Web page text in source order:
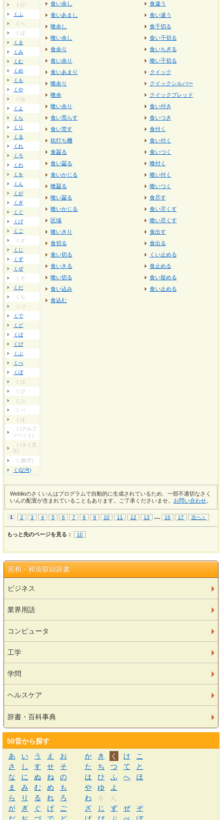
くひ
くふ
くへ
くほ
くま
くみ
くむ
くめ
くも
くや
くゆ
くよ
くら
くり
くる
くれ
くろ
くわ
くを
くん
くが
くぎ
くぐ
くげ
くご
くざ
くじ
くず
くぜ
くぞ
くだ
くぢ
くづ
くで
くど
くば
くび
くぶ
くべ
くぼ
くぱ
くぴ
くぷ
くぺ
くぽ
く(アルフ
ァベット)
く(タイ文
字)
く(数字)
く(記号)
食い余し
食いあまし
喰余し
喰い余し
食余り
食い余り
食いあまり
喰余り
喰余
喰い余り
食い荒らす
食い荒す
杭打ち機
食齧る
食い齧る
食いかじる
喰齧る
喰い齧る
喰いかじる
区域
喰いきり
食切る
食い切る
食いきる
喰い切る
食い込み
食込む
食違う
食い違う
食千切る
食い千切る
食いちぎる
喰い千切る
クイック
クイックシルバー
クイックブレッド
食い付き
食いつき
食付く
食い付く
食いつく
喰付く
喰い付く
喰いつく
食尽す
食い尽くす
喰い尽くす
食出す
食出る
くい止める
食止める
食い留める
食い止める
Weblioのさくいんはプログラムで自動的に生成されているため、一部不適切なさく
いんの配置が含まれていることもあります。ご了承くださいませ。 お問い合わせ
1 2 3 4 5 6 7 8 9 10 11 12 13 .... 16 17 次へ＞
もっと先のページを見る： 10
英和・和英収録辞書
ビジネス
業界用語
コンピュータ
工学
学問
ヘルスケア
辞書・百科事典
50音から探す
あ
い う え お か き く け
こ
さ
し す せ そ た ち つ て
と
な
に ぬ ね の は ひ ふ へ
ほ
ま
み む め も や ゆ
よ
ら
り る れ ろ わ を
ん
が
ぎ ぐ げ ご ざ じ ず ぜ
ぞ